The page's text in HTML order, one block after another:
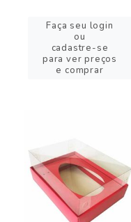
Faça seu login
ou
cadastre-se
para ver preços
e comprar